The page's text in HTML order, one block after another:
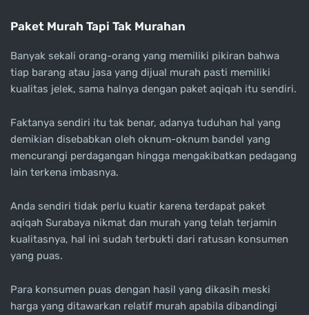
Paket Murah Tapi Tak Murahan
Banyak sekali orang-orang yang memiliki pikiran bahwa
tiap barang atau jasa yang dijual murah pasti memiliki
kualitas jelek, sama halnya dengan paket aqiqah itu sendiri.
Faktanya sendiri itu tak benar, adanya tuduhan hal yang
demikian disebabkan oleh oknum-oknum bandel yang
mencurangi perdagangan hingga mengakibatkan pedagang
lain terkena imbasnya.
Anda sendiri tidak perlu kuatir karena terdapat paket
aqiqah Surabaya nikmat dan murah yang telah terjamin
kualitasnya, hal ini sudah terbukti dari ratusan konsumen
yang puas.
Para konsumen puas dengan hasil yang dikasih meski
harga yang ditawarkan relatif murah apabila dibandingi